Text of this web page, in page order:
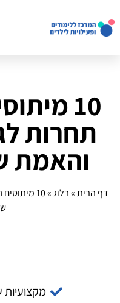
10
תחרות
והאמת
דף הבית»בלוג»
10
מקצועיות